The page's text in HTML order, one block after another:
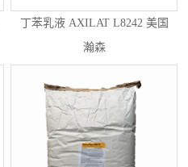
丁苯乳液 AXILAT L8242 美国
瀚森